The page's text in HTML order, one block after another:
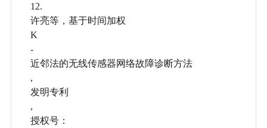
12.
许亮等， 基于时间加权
K
-
近邻法的无线传感器网络故障诊断方法
,
发明专利
,
授权号：